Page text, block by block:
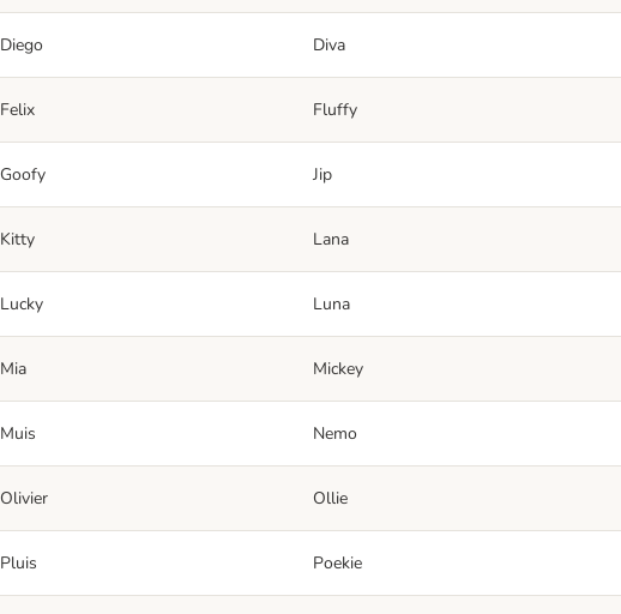
Diego Diva
Felix Fluffy
Goofy Jip
Kitty Lana
Lucky Luna
Mia Mickey
Muis Nemo
Olivier Ollie
Pluis Poekie